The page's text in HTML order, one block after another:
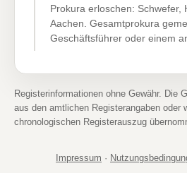
Prokura erloschen: Schwefer,
Aachen. Gesamtprokura
Geschäftsführer oder einem
Registerinformationen ohne Gewähr. Die
aus den amtlichen Registerangaben oder
chronologischen Registerauszug
Impressum ·